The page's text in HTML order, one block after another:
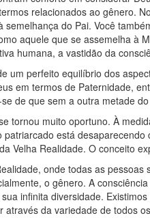
relacionados ao gênero.
do Pai. Você
aquele que se assemelha à
humana, a vastidão da
um perfeito equilíbrio dos
em termos de Paternidade,
de que sem a outra metade
tornou muito oportuno. À
está
Velha Realidade. O conceito
onde todas as
o gênero. A
infinita diversidade.
através da variedade de todos